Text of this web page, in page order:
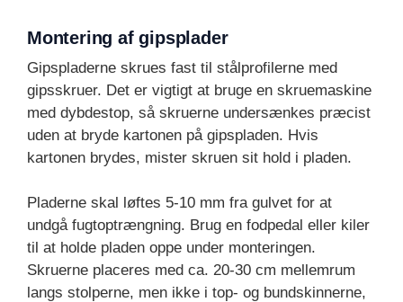
Montering af gipsplader
Gipspladerne skrues fast til stålprofilerne med
gipsskruer. Det er vigtigt at bruge en skruemaskine
med dybdestop, så skruerne undersænkes præcist
uden at bryde kartonen på gipspladen. Hvis
kartonen brydes, mister skruen sit hold i pladen.
Pladerne skal løftes 5-10 mm fra gulvet for at
undgå fugtoptrængning. Brug en fodpedal eller kiler
til at holde pladen oppe under monteringen.
Skruerne placeres med ca. 20-30 cm mellemrum
langs stolperne, men ikke i top- og bundskinnerne,